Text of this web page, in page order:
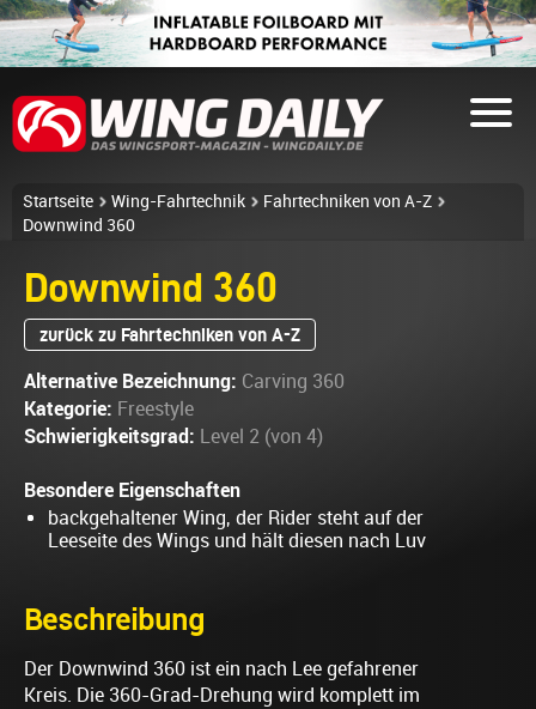
Startseite Wing-Fahrtechnik
Fahrtechniken von A-Z
Downwind 360
Downwind 360
zurück zu Fahrtechniken von A-Z
Alternative Bezeichnung: Carving 360
Kategorie: Freestyle
Schwierigkeitsgrad: Level 2 (von 4)
Besondere Eigenschaften
backgehaltener Wing, der Rider steht auf der
Leeseite des Wings und hält diesen nach Luv
Beschreibung
Der Downwind 360 ist ein nach Lee gefahrener
Kreis. Die 360-Grad-Drehung wird komplett im